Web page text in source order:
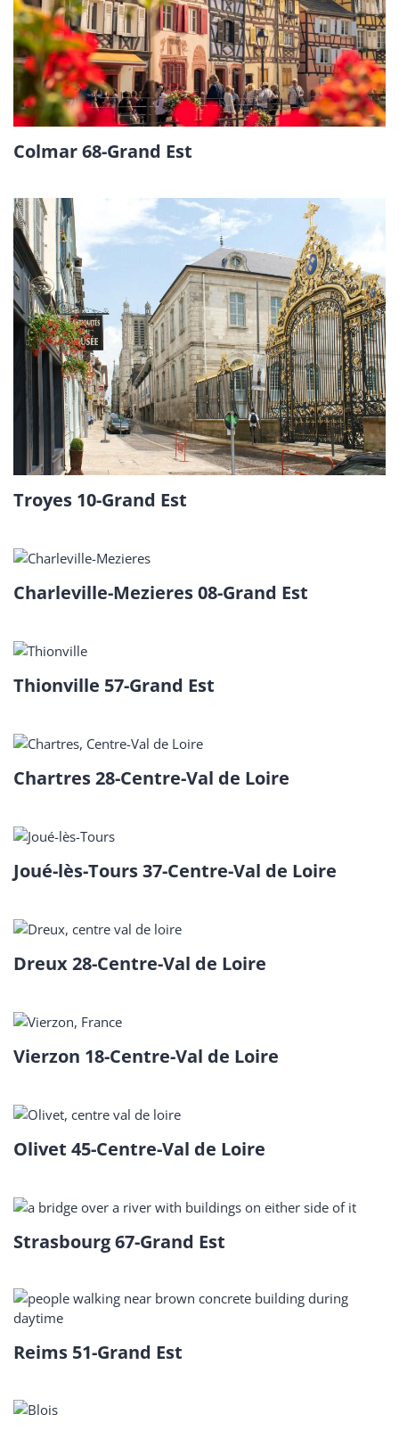
Colmar 68-Grand Est
Troyes 10-Grand Est
Charleville-Mezieres 08-Grand Est
Thionville 57-Grand Est
Chartres 28-Centre-Val de Loire
Joué-lès-Tours 37-Centre-Val de Loire
Dreux 28-Centre-Val de Loire
Vierzon 18-Centre-Val de Loire
Olivet 45-Centre-Val de Loire
Strasbourg 67-Grand Est
Reims 51-Grand Est